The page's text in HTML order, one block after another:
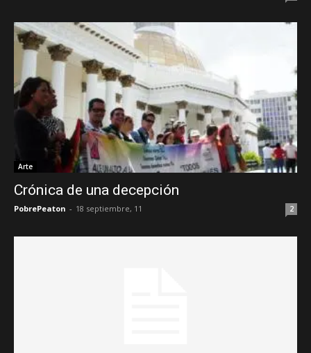
Arte
Crónica de una decepción
PobrePeaton - 18 septiembre, 11 2